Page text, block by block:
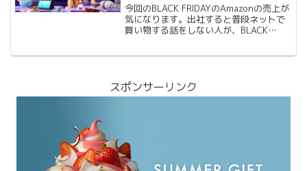
今回のBLACK FRIDAYのAmazonの売上が
気になります。出社すると普段ネットで
買い物する話をしない人が、BLACK
スポンサーリンク